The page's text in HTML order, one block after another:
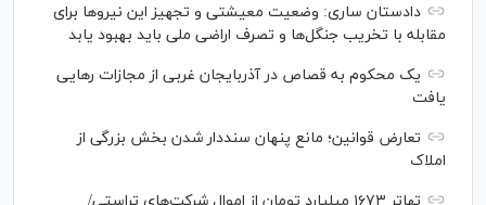
دادستان ساری: وضعیت معیشتی و تجهیز این نیرو‌ها برای
مقابله با تخریب جنگل‌ها و تصرف اراضی ملی باید بهبود یابد
یک محکوم به قصاص در آذربایجان‌ غربی از مجازات رهایی
یافت
تعارض قوانین؛ مانع پنهان سنددار شدن بخش بزرگی از
املاک
تهاتر ۱۶۷۳ میلیارد تومان از اموال شرکت‌های تراستی/